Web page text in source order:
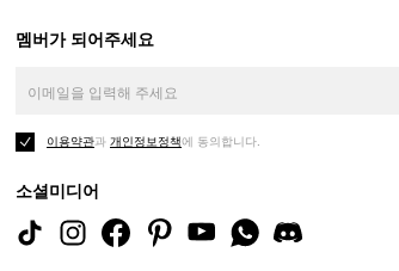
멤버가 되어주세요
이용약관과 개인정보정책에 동의합니다.
소셜미디어